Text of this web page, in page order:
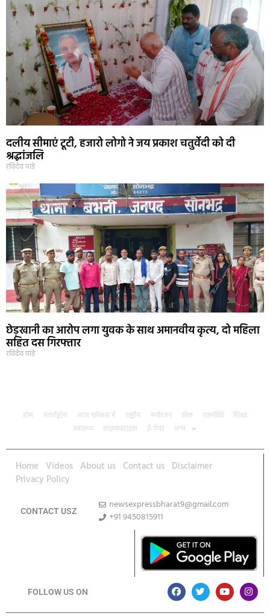
दलीय सीमाएं टूटी, हजारो लोगो ने जय प्रकाश चतुर्वेदी को दी
श्रद्धांजलि
रविदेव पांडे
छेड़खानी का आरोप लगा युवक के साथ अमानवीय कृत्य, दो महिला
सहित दस गिरफ्तार
रविदेव पांडे
होम अंतर्राष्ट्रीय आज फोकस में राष्ट्रीय मनोरंजन खेल राजनीति
शिक्षा
स्वास्थ्य
लाइफस्टाइल ई-पेपर अन्य
Home Videos About us Contact us Disclaimer
Privacy Policy
CONTACT USZ
newsexpressbharat9@gmail.com
+91 9450815911
FOLLOW US ON